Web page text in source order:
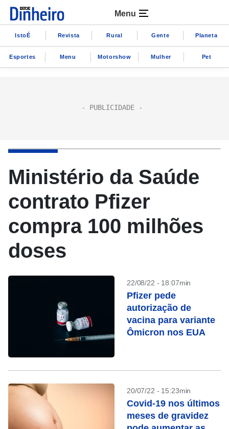
Menu
IstoÉ Revista Rural Gente Planeta
Esportes Menu Motorshow Mulher Pet
Ministério da Saúde
contrato Pfizer
compra 100 milhões
doses
22/08/22 - 18:07min
Pfizer pede
autorização de
vacina para variante
Ômicron nos EUA
20/07/22 - 15:23min
Covid-19 nos últimos
meses de gravidez